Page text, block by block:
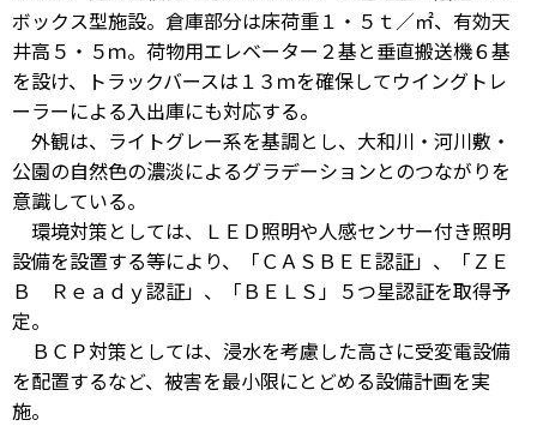
ボックス型施設。倉庫部分は床荷重１・５ｔ／㎡、有効天
井高５・５ｍ。荷物用エレベーター２基と垂直搬送機６基
を設け、トラックバースは１３ｍを確保してウイングトレ
ーラーによる入出庫にも対応する。
外観は、ライトグレー系を基調とし、大和川・河川敷・
公園の自然色の濃淡によるグラデーションとのつながりを
意識している。
環境対策としては、ＬＥＤ照明や人感センサー付き照明
設備を設置する等により、「ＣＡＳＢＥＥ認証」、「ＺＥ
Ｂ Ｒｅａｄｙ認証」、「ＢＥＬＳ」５つ星認証を取得予
定。
ＢＣＰ対策としては、浸水を考慮した高さに受変電設備
を配置するなど、被害を最小限にとどめる設備計画を実
施。